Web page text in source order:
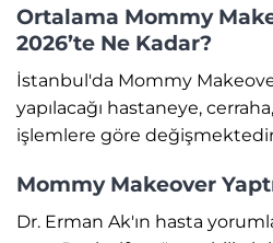
Ortalama Mommy
2026’te Ne Kadar?
İstanbul'da Mommy
yapılacağı hastaneye,
işlemlere göre
Mommy Makeover
Dr. Erman Ak'ın hasta